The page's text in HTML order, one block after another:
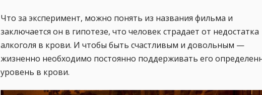
Что за эксперимент, можно понять из названия фильма и
заключается он в гипотезе, что человек страдает от недостатка
алкоголя в крови. И чтобы быть счастливым и довольным —
жизненно необходимо постоянно поддерживать его
уровень в крови.